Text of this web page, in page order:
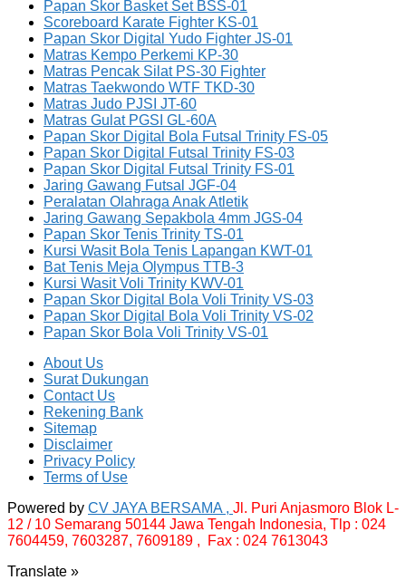
Papan Skor Basket Set BSS-01
Scoreboard Karate Fighter KS-01
Papan Skor Digital Yudo Fighter JS-01
Matras Kempo Perkemi KP-30
Matras Pencak Silat PS-30 Fighter
Matras Taekwondo WTF TKD-30
Matras Judo PJSI JT-60
Matras Gulat PGSI GL-60A
Papan Skor Digital Bola Futsal Trinity FS-05
Papan Skor Digital Futsal Trinity FS-03
Papan Skor Digital Futsal Trinity FS-01
Jaring Gawang Futsal JGF-04
Peralatan Olahraga Anak Atletik
Jaring Gawang Sepakbola 4mm JGS-04
Papan Skor Tenis Trinity TS-01
Kursi Wasit Bola Tenis Lapangan KWT-01
Bat Tenis Meja Olympus TTB-3
Kursi Wasit Voli Trinity KWV-01
Papan Skor Digital Bola Voli Trinity VS-03
Papan Skor Digital Bola Voli Trinity VS-02
Papan Skor Bola Voli Trinity VS-01
About Us
Surat Dukungan
Contact Us
Rekening Bank
Sitemap
Disclaimer
Privacy Policy
Terms of Use
Powered by CV JAYA BERSAMA , Jl. Puri Anjasmoro Blok L-
12 / 10 Semarang 50144 Jawa Tengah Indonesia, Tlp : 024
7604459, 7603287, 7609189 , Fax : 024 7613043
Translate »